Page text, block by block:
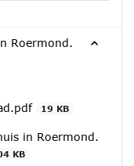
Roermond.
19 KB
in Roermond.
KB